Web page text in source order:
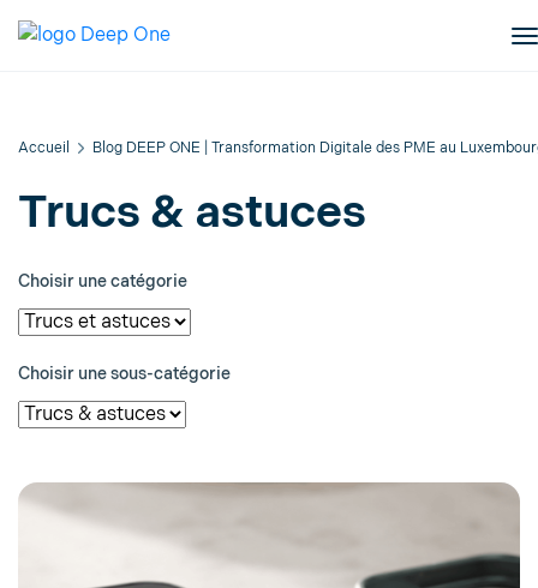
Accueil Blog DEEP ONE | Transformation Digitale des PME au
Trucs & astuces
Choisir une catégorie
Choisir une sous-catégorie